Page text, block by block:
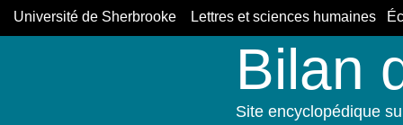
Université de Sherbrooke Lettres et sciences humaines
Bilan
Site encyclopédique